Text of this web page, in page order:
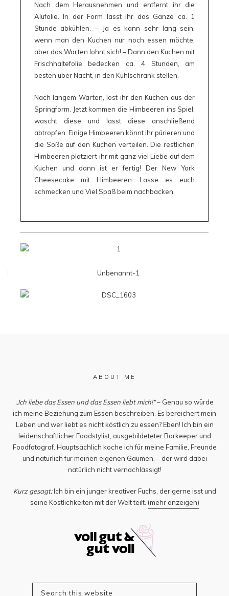
Nach dem Herausnehmen und entfernt ihr die
Alufolie. In der Form lasst ihr das Ganze ca. 1
Stunde abkühlen. – Ja es kann sehr lang sein,
wenn man den Kuchen nur noch essen möchte,
aber das Warten lohnt sich! – Dann den Kuchen mit
Frischhaltefolie bedecken ca. 4 Stunden, am
besten über Nacht, in den Kühlschrank stellen.
Nach langem Warten, löst ihr den Kuchen aus der
Springform. Jetzt kommen die Himbeeren ins Spiel:
wascht diese und lasst diese anschließend
abtropfen. Einige Himbeeren könnt ihr pürieren und
die Soße auf den Kuchen verteilen. Die restlichen
Himbeeren platziert ihr mit ganz viel Liebe auf dem
Kuchen und dann ist er fertig! Der New York
Cheesecake mit Himbeeren. Lasse es euch
schmecken und Viel Spaß beim nachbacken.
ABOUT ME
„Ich liebe das Essen und das Essen liebt mich!“– Genau so würde
ich meine Beziehung zum Essen beschreiben. Es bereichert mein
Leben und wer liebt es nicht köstlich zu essen? Eben! Ich bin ein
leidenschaftlicher Foodstylist, ausgebildeteter Barkeeper und
Foodfotograf. Hauptsächlich koche ich für meine Familie, Freunde
und natürlich für meinen eigenen Gaumen. – der wird dabei
natürlich nicht vernachlässigt!
Kurz gesagt:Ich bin ein junger kreativer Fuchs, der gerne isst und
seine Köstlichkeiten mit der Welt teilt. (mehr anzeigen)